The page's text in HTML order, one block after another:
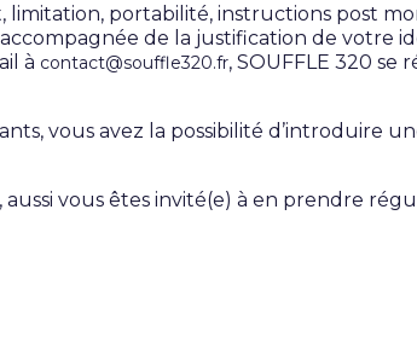
limitation, portabilité, instructions post
de la justification de votre
à contact@souffle320.fr, SOUFFLE 320
vous avez la possibilité d’introduire
vous êtes invité(e) à en prendre